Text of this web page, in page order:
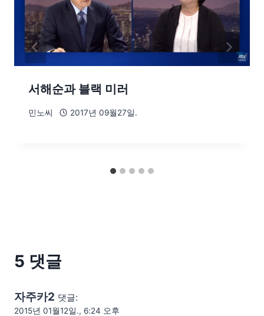
서해순과 블랙 미러
민노씨 2017년 09월27일.
5 댓글
자주카2 댓글:
2015년 01월12일., 6:24 오후